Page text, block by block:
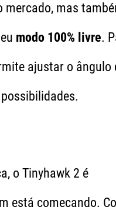
mercado, mas
modo 100% livre.
ajustar o ângulo
o Tinyhawk 2 é
está começando.